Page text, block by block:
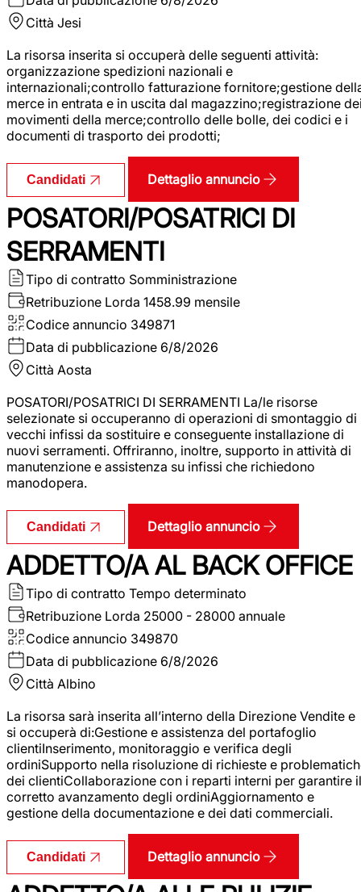
Città Jesi
La risorsa inserita si occuperà delle seguenti attività:
organizzazione spedizioni nazionali e
internazionali;controllo fatturazione fornitore;gestione
merce in entrata e in uscita dal magazzino;registrazione
movimenti della merce;controllo delle bolle, dei codici e i
documenti di trasporto dei prodotti;
Candidati Dettaglio annuncio
POSATORI/POSATRICI DI
SERRAMENTI
Tipo di contratto Somministrazione
Retribuzione Lorda 1458.99 mensile
Codice annuncio 349871
Data di pubblicazione 6/8/2026
Città Aosta
POSATORI/POSATRICI DI SERRAMENTI La/le risorse
selezionate si occuperanno di operazioni di smontaggio di
vecchi infissi da sostituire e conseguente installazione di
nuovi serramenti. Offriranno, inoltre, supporto in attività di
manutenzione e assistenza su infissi che richiedono
manodopera.
Candidati Dettaglio annuncio
ADDETTO/A AL BACK OFFICE
Tipo di contratto Tempo determinato
Retribuzione Lorda 25000 - 28000 annuale
Codice annuncio 349870
Data di pubblicazione 6/8/2026
Città Albino
La risorsa sarà inserita all’interno della Direzione Vendite e
si occuperà di:Gestione e assistenza del portafoglio
clientiInserimento, monitoraggio e verifica degli
ordiniSupporto nella risoluzione di richieste e
dei clientiCollaborazione con i reparti interni per garantire il
corretto avanzamento degli ordiniAggiornamento e
gestione della documentazione e dei dati commerciali.
Candidati Dettaglio annuncio